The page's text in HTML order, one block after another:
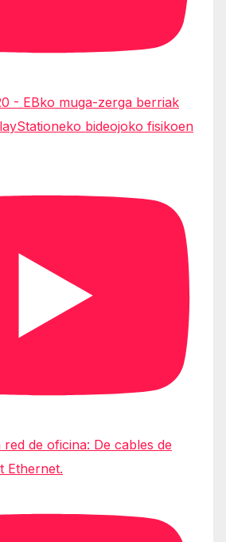
- EBko muga-zerga berriak
bideojoko fisikoen
de oficina: De cables de
Ethernet.